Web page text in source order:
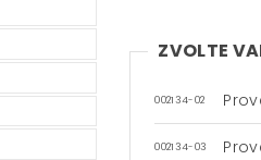
ZVOLTE
002134-02
002134-03